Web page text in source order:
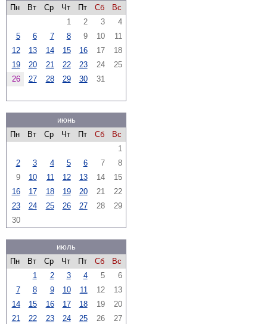
Пн
Вт Ср Чт Пт Сб
Вс
1
2 3
4
5
6 7 8 9 10
11
12
13 14 15 16 17
18
19
20 21 22 23 24
25
26
27 28 29 30 31
июнь
Пн
Вт Ср Чт Пт Сб
Вс
1
2
3 4 5 6 7
8
9
10 11 12 13 14
15
16
17 18 19 20 21
22
23
24 25 26 27 28
29
30
июль
Пн
Вт Ср Чт Пт Сб
Вс
1
2 3 4 5
6
7
8 9 10 11 12
13
14
15 16 17 18 19
20
21
22 23 24 25 26
27